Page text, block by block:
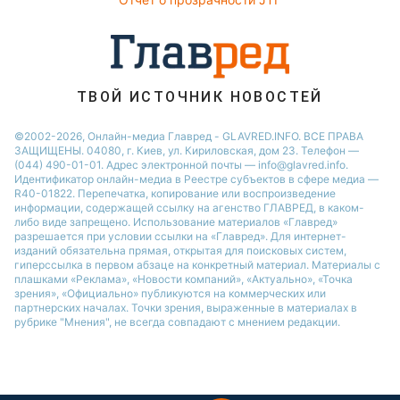
ТВОЙ ИСТОЧНИК НОВОСТЕЙ
©2002-2026, Онлайн-медиа Главред - GLAVRED.INFO. ВСЕ ПРАВА
ЗАЩИЩЕНЫ. 04080, г. Киев, ул. Кириловская, дом 23. Телефон —
(044) 490-01-01. Адрес электронной почты — info@glavred.info.
Идентификатор онлайн-медиа в Реестре cубъектов в сфере медиа —
R40-01822. Перепечатка, копирование или воспроизведение
информации, содержащей ссылку на агенство ГЛАВРЕД, в каком-
либо виде запрещено. Использование материалов «Главред»
разрешается при условии ссылки на «Главред». Для интернет-
изданий обязательна прямая, открытая для поисковых систем,
гиперссылка в первом абзаце на конкретный материал. Материалы с
плашками «Реклама», «Новости компаний», «Актуально», «Точка
зрения», «Официально» публикуются на коммерческих или
партнерских началах. Точки зрения, выраженные в материалах в
рубрике "Мнения", не всегда совпадают с мнением редакции.